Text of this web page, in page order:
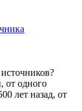
от одного
лет назад, от